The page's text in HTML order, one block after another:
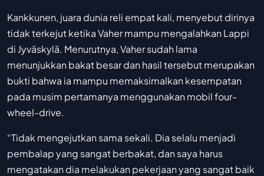
Kankkunen, juara dunia reli empat kali, menyebut dirinya
tidak terkejut ketika Vaher mampu mengalahkan Lappi
di Jyväskylä. Menurutnya, Vaher sudah lama
menunjukkan bakat besar dan hasil tersebut merupakan
bukti bahwa ia mampu memaksimalkan kesempatan
pada musim pertamanya menggunakan mobil four-
wheel-drive.
“Tidak mengejutkan sama sekali. Dia selalu menjadi
pembalap yang sangat berbakat, dan saya harus
mengatakan dia melakukan pekerjaan yang sangat baik